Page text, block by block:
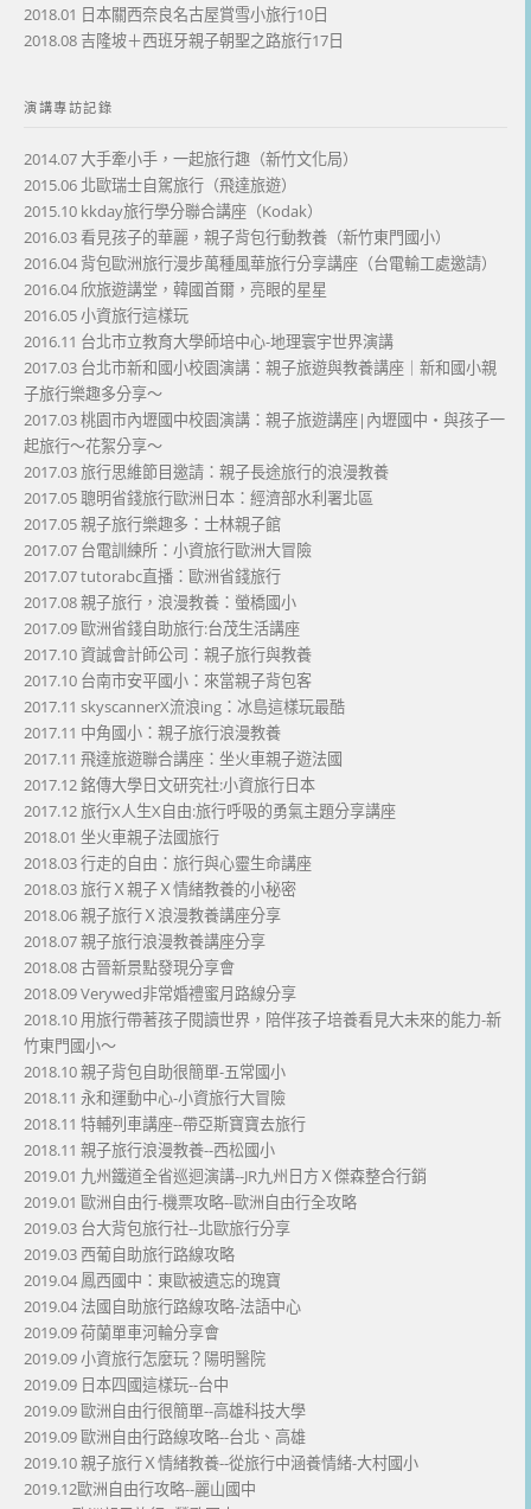
2018.01 日本關西奈良名古屋賞雪小旅行10日
2018.08 吉隆坡＋西班牙親子朝聖之路旅行17日
演講專訪記錄
2014.07 大手牽小手，一起旅行趣（新竹文化局）
2015.06 北歐瑞士自駕旅行（飛達旅遊）
2015.10 kkday旅行學分聯合講座（Kodak）
2016.03 看見孩子的華麗，親子背包行動教養（新竹東門國小）
2016.04 背包歐洲旅行漫步萬種風華旅行分享講座（台電輸工處邀請）
2016.04 欣旅遊講堂，韓國首爾，亮眼的星星
2016.05 小資旅行這樣玩
2016.11 台北市立教育大學師培中心-地理寰宇世界演講
2017.03 台北市新和國小校園演講：親子旅遊與教養講座｜新和國小親
子旅行樂趣多分享～
2017.03 桃園市內壢國中校園演講：親子旅遊講座|內壢國中・與孩子一
起旅行～花絮分享～
2017.03 旅行思維節目邀請：親子長途旅行的浪漫教養
2017.05 聰明省錢旅行歐洲日本：經濟部水利署北區
2017.05 親子旅行樂趣多：士林親子館
2017.07 台電訓練所：小資旅行歐洲大冒險
2017.07 tutorabc直播：歐洲省錢旅行
2017.08 親子旅行，浪漫教養：螢橋國小
2017.09 歐洲省錢自助旅行:台茂生活講座
2017.10 資誠會計師公司：親子旅行與教養
2017.10 台南市安平國小：來當親子背包客
2017.11 skyscannerX流浪ing：冰島這樣玩最酷
2017.11 中角國小：親子旅行浪漫教養
2017.11 飛達旅遊聯合講座：坐火車親子遊法國
2017.12 銘傳大學日文研究社:小資旅行日本
2017.12 旅行X人生X自由:旅行呼吸的勇氣主題分享講座
2018.01 坐火車親子法國旅行
2018.03 行走的自由：旅行與心靈生命講座
2018.03 旅行Ｘ親子Ｘ情緒教養的小秘密
2018.06 親子旅行Ｘ浪漫教養講座分享
2018.07 親子旅行浪漫教養講座分享
2018.08 古晉新景點發現分享會
2018.09 Verywed非常婚禮蜜月路線分享
2018.10 用旅行帶著孩子閱讀世界，陪伴孩子培養看見大未來的能力-新
竹東門國小～
2018.10 親子背包自助很簡單-五常國小
2018.11 永和運動中心-小資旅行大冒險
2018.11 特輔列車講座--帶亞斯寶寶去旅行
2018.11 親子旅行浪漫教養--西松國小
2019.01 九州鐵道全省巡迴演講--JR九州日方Ｘ傑森整合行銷
2019.01 歐洲自由行-機票攻略--歐洲自由行全攻略
2019.03 台大背包旅行社--北歐旅行分享
2019.03 西葡自助旅行路線攻略
2019.04 鳳西國中：東歐被遺忘的瑰寶
2019.04 法國自助旅行路線攻略-法語中心
2019.09 荷蘭單車河輪分享會
2019.09 小資旅行怎麼玩？陽明醫院
2019.09 日本四國這樣玩--台中
2019.09 歐洲自由行很簡單--高雄科技大學
2019.09 歐洲自由行路線攻略--台北、高雄
2019.10 親子旅行Ｘ情緒教養--從旅行中涵養情緒-大村國小
2019.12歐洲自由行攻略--麗山國中